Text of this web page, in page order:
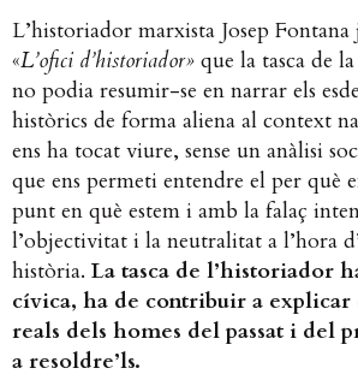
L’historiador marxista Josep Fontana
«L’ofici d’historiador» que la tasca de
no podia resumir-se en narrar els
històrics de forma aliena al context
ens ha tocat viure, sense un anàlisi
que ens permeti entendre el per què
punt en què estem i amb la falaç
l’objectivitat i la neutralitat a l’hora
història. La tasca de l’historiador
cívica, ha de contribuir a explicar
reals dels homes del passat i del
a resoldre’ls.